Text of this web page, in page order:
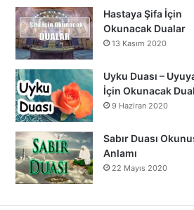
Hastaya Şifa İçin
Okunacak Dualar
13 Kasım 2020
Uyku Duası –
İçin Okunacak
9 Haziran 2020
Sabır Duası
Anlamı
22 Mayıs 2020